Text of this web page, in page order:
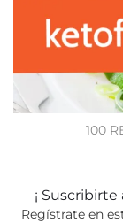
100
¡
Regístrate en